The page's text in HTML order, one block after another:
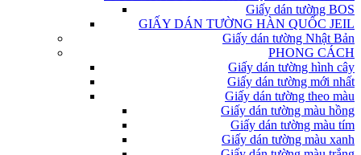
Giấy dán tường BOS
GIẤY DÁN TƯỜNG HÀN QUỐC JEIL
Giấy dán tường Nhật Bản
PHONG CÁCH
Giấy dán tường hình cây
Giấy dán tường mới nhất
Giấy dán tường theo màu
Giấy dán tường màu hồng
Giấy dán tường màu tím
Giấy dán tường màu xanh